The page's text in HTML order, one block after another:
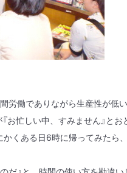
労働でありながら生産性が低
お忙しい中、すみません』と
くある日6時に帰ってみたら